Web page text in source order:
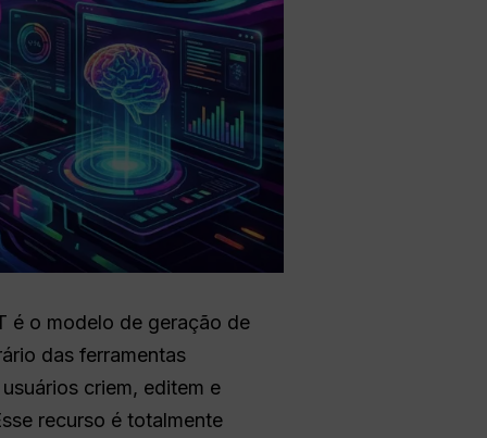
é o modelo de geração de
das ferramentas
criem, editem e
recurso é totalmente